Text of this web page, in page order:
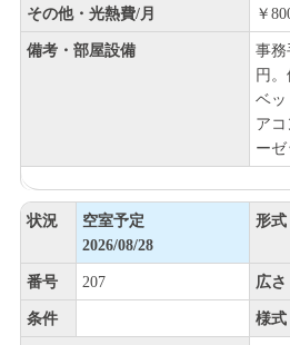
その他・光熱費/月 ￥
備考・部屋設備
事務
円
ベッ
ア
ーゼ
状況
空室予定
2026/08/28
形式
番号 207 広さ
条件 様式